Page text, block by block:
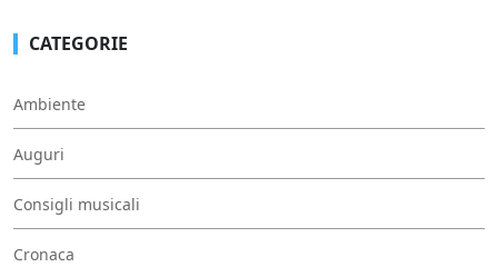
CATEGORIE
Ambiente
Auguri
Consigli musicali
Cronaca